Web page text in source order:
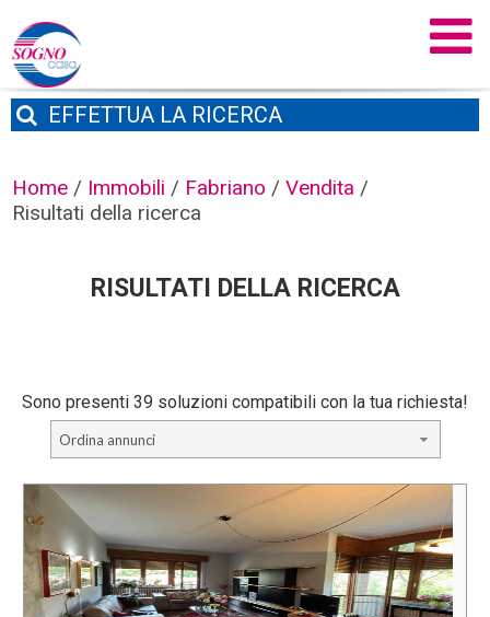
EFFETTUA LA RICERCA
Home / Immobili / Fabriano /Vendita /
Risultati della ricerca
RISULTATI DELLA RICERCA
Sono presenti 39 soluzioni compatibili con la tua richiesta!
Ordina annunci